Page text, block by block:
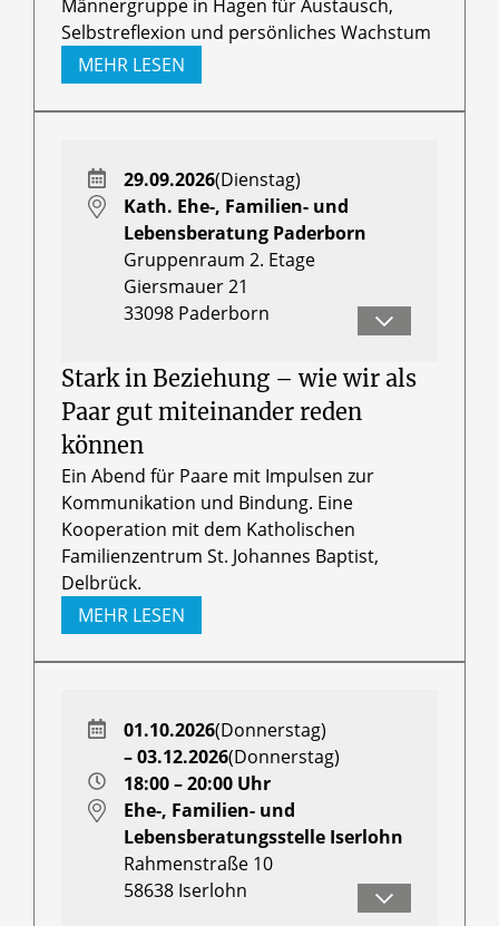
Männergruppe in Hagen für Austausch,
Selbstreflexion und persönliches Wachstum
MEHR LESEN
Stark in Beziehung – wie wir als
Paar gut miteinander reden
können
Ein Abend für Paare mit Impulsen zur
Kommunikation und Bindung. Eine
Kooperation mit dem Katholischen
Familienzentrum St. Johannes Baptist,
Delbrück.
MEHR LESEN
29.09.2026(Dienstag)
Kath. Ehe-, Familien- und
Lebensberatung Paderborn
Gruppenraum 2. Etage
Giersmauer 21
33098 Paderborn
Schulte
01.10.2026(Donnerstag)
– 03.12.2026(Donnerstag)
18:00 – 20:00 Uhr
Ehe-, Familien- und
Lebensberatungsstelle Iserlohn
Rahmenstraße 10
58638 Iserlohn